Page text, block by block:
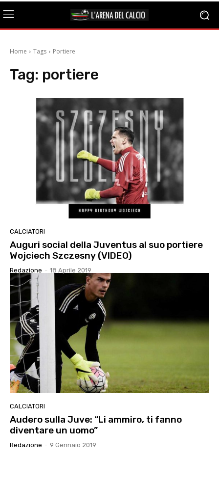
Home Tags Portiere
Tag: portiere
CALCIATORI
Auguri social della Juventus al suo portiere
Wojciech Szczesny (VIDEO)
Redazione - 18 Aprile 2019
CALCIATORI
Audero sulla Juve: “Li ammiro, ti fanno
diventare un uomo”
Redazione - 9 Gennaio 2019